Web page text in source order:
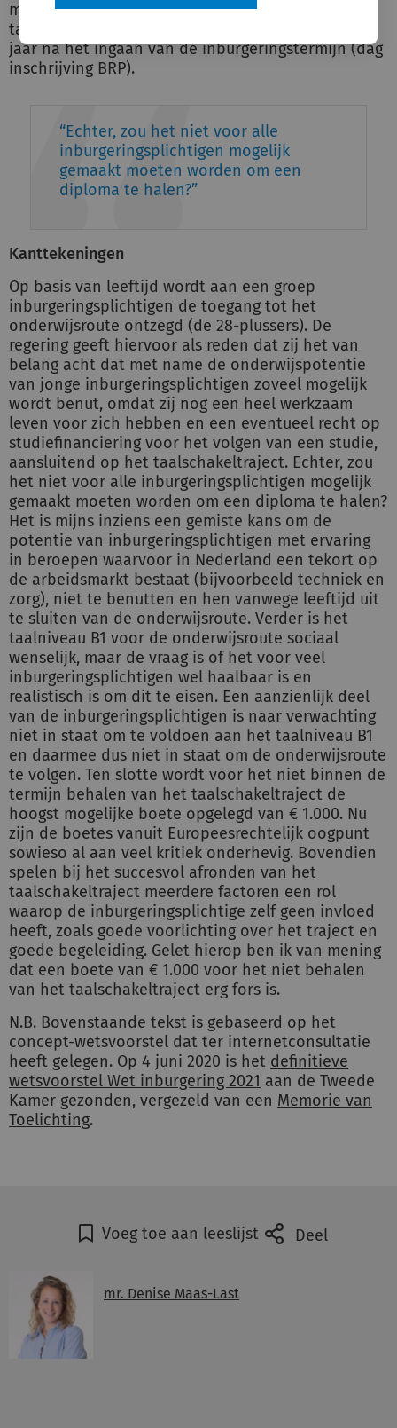
moment aan lessen heeft gevolgd gedurende het
taalschakeltraject. Switchen kan tot maximaal één
jaar na het ingaan van de inburgeringstermijn (dag
inschrijving BRP).
Echter, zou het niet voor alle
inburgeringsplichtigen mogelijk
gemaakt moeten worden om een
diploma te halen?
Kanttekeningen
Op basis van leeftijd wordt aan een groep
inburgeringsplichtigen de toegang tot het
onderwijsroute ontzegd (de 28-plussers). De
regering geeft hiervoor als reden dat zij het van
belang acht dat met name de onderwijspotentie
van jonge inburgeringsplichtigen zoveel mogelijk
wordt benut, omdat zij nog een heel werkzaam
leven voor zich hebben en een eventueel recht op
studiefinanciering voor het volgen van een studie,
aansluitend op het taalschakeltraject. Echter, zou
het niet voor alle inburgeringsplichtigen mogelijk
gemaakt moeten worden om een diploma te halen?
Het is mijns inziens een gemiste kans om de
potentie van inburgeringsplichtigen met ervaring
in beroepen waarvoor in Nederland een tekort op
de arbeidsmarkt bestaat (bijvoorbeeld techniek en
zorg), niet te benutten en hen vanwege leeftijd uit
te sluiten van de onderwijsroute. Verder is het
taalniveau B1 voor de onderwijsroute sociaal
wenselijk, maar de vraag is of het voor veel
inburgeringsplichtigen wel haalbaar is en
realistisch is om dit te eisen. Een aanzienlijk deel
van de inburgeringsplichtigen is naar verwachting
niet in staat om te voldoen aan het taalniveau B1
en daarmee dus niet in staat om de onderwijsroute
te volgen. Ten slotte wordt voor het niet binnen de
termijn behalen van het taalschakeltraject de
hoogst mogelijke boete opgelegd van € 1.000. Nu
zijn de boetes vanuit Europeesrechtelijk oogpunt
sowieso al aan veel kritiek onderhevig. Bovendien
spelen bij het succesvol afronden van het
taalschakeltraject meerdere factoren een rol
waarop de inburgeringsplichtige zelf geen invloed
heeft, zoals goede voorlichting over het traject en
goede begeleiding. Gelet hierop ben ik van mening
dat een boete van € 1.000 voor het niet behalen
van het taalschakeltraject erg fors is.
N.B. Bovenstaande tekst is gebaseerd op het
concept-wetsvoorstel dat ter internetconsultatie
heeft gelegen. Op 4 juni 2020 is het definitieve
wetsvoorstel Wet inburgering 2021 aan de Tweede
Kamer gezonden, vergezeld van een Memorie van
Toelichting.
Voeg toe aan leeslijst Deel
mr. Denise Maas-Last